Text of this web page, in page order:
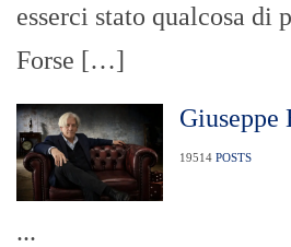
esserci stato qualcosa di
Forse […]
Giuseppe
19514 POSTS
...